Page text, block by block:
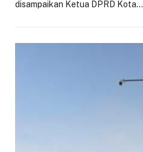
disampaikan Ketua DPRD Kota…